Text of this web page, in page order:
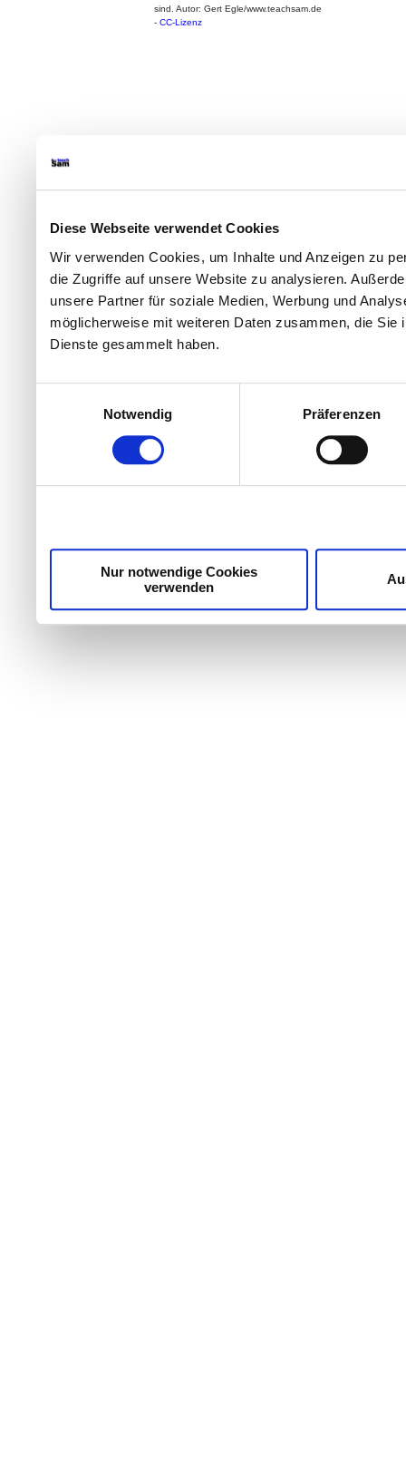
Diese Webseite verwendet Cookies
Wir verwenden Cookies, um Inhalte und Anzeigen zu
die Zugriffe auf unsere Website zu analysieren.
unsere Partner für soziale Medien, Werbung und
möglicherweise mit weiteren Daten zusammen, die
Dienste gesammelt haben.
Notwendig
Präferenzen
Nur notwendige Cookies
verwenden
sind. Autor: Gert Egle/www.teachsam.de
- CC-Lizenz